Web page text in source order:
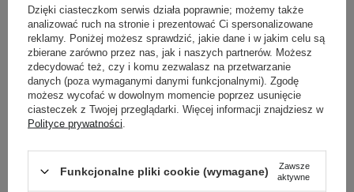
115
89,00 zł
DODAJ DO KOSZYKA
9ml
35,00 zł
29,80 zł
DODAJ DO KOSZYKA
Dzięki ciasteczkom serwis działa poprawnie; możemy także
analizować ruch na stronie i prezentować Ci spersonalizowane
reklamy. Poniżej możesz sprawdzić, jakie dane i w jakim celu są
zbierane zarówno przez nas, jak i naszych partnerów. Możesz
zdecydować też, czy i komu zezwalasz na przetwarzanie
danych (poza wymaganymi danymi funkcjonalnymi). Zgodę
możesz wycofać w dowolnym momencie poprzez usunięcie
ciasteczek z Twojej przeglądarki. Więcej informacji znajdziesz w
Polityce prywatności
Funkcjonalne pliki cookie (wymagane)
Zawsze
aktywne